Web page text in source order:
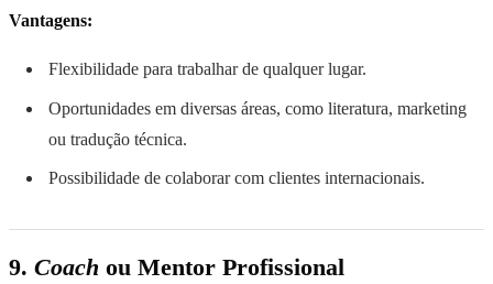
Vantagens:
Flexibilidade para trabalhar de qualquer lugar.
Oportunidades em diversas áreas, como literatura, marketing
ou tradução técnica.
Possibilidade de colaborar com clientes internacionais.
9. Coach ou Mentor Profissional